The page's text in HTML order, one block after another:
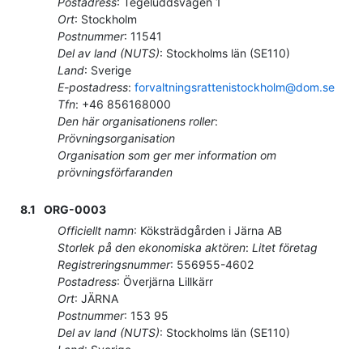
Ort: Stockholm
Postnummer: 11541
Del av land (NUTS): Stockholms län (SE110)
Land: Sverige
E-postadress: forvaltningsrattenistockholm@dom.se
Tfn: +46 856168000
Den här organisationens roller:
Prövningsorganisation
Organisation som ger mer information om
prövningsförfaranden
8.1
ORG-0003
Officiellt namn: Köksträdgården i Järna AB
Storlek på den ekonomiska aktören: Litet företag
Registreringsnummer: 556955-4602
Postadress: Överjärna Lillkärr
Ort: JÄRNA
Postnummer: 153 95
Del av land (NUTS): Stockholms län (SE110)